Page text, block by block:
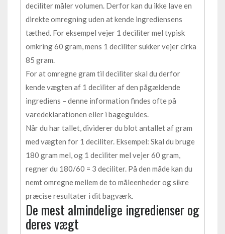
deciliter måler volumen. Derfor kan du ikke lave en
direkte omregning uden at kende ingrediensens
tæthed. For eksempel vejer 1 deciliter mel typisk
omkring 60 gram, mens 1 deciliter sukker vejer cirka
85 gram.
For at omregne gram til deciliter skal du derfor
kende vægten af 1 deciliter af den pågældende
ingrediens – denne information findes ofte på
varedeklarationen eller i bageguides.
Når du har tallet, dividerer du blot antallet af gram
med vægten for 1 deciliter. Eksempel: Skal du bruge
180 gram mel, og 1 deciliter mel vejer 60 gram,
regner du 180/60 = 3 deciliter. På den måde kan du
nemt omregne mellem de to måleenheder og sikre
præcise resultater i dit bagværk.
De mest almindelige ingredienser og
deres vægt